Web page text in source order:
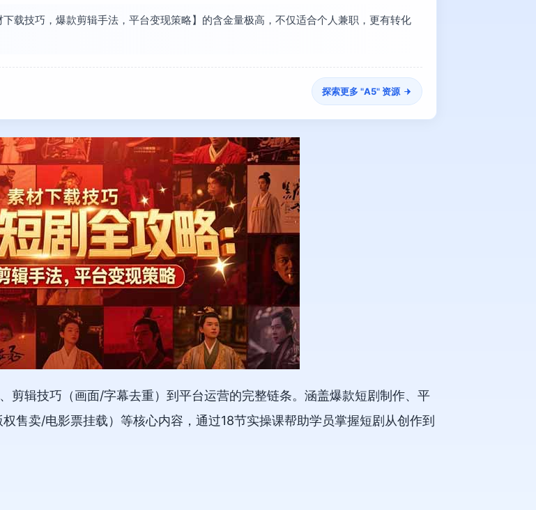
载技巧，爆款剪辑手法，平台变现策略】的含金量极高，不仅适合个人兼职，更有转化
探索更多 "A5" 资源
剪辑技巧（画面/字幕去重）到平台运营的完整链条。涵盖爆款短剧制作、平
售卖/电影票挂载）等核心内容，通过18节实操课帮助学员掌握短剧从创作到